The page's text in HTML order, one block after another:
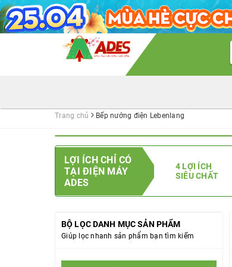
Trang chủ Bếp nướng điện Lebenlang
LỢI ÍCH CHỈ CÓ
TẠI ĐIỆN MÁY
ADES
4 LỢI ÍCH
SIÊU CHẤT
BỘ LỌC DANH MỤC SẢN PHẨM
Giúp lọc nhanh sản phẩm bạn tìm kiếm